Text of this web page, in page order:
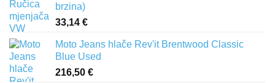
brzina)
33,14 €
Moto Jeans hlače Rev'it Brentwood Classic
Blue Used
216,50 €